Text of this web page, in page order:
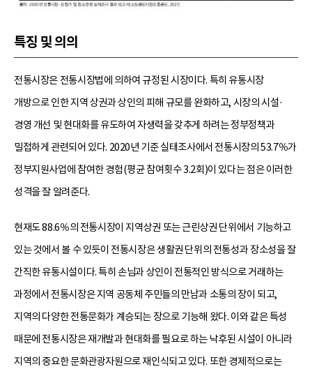
특징 및 의의
전통시장은 전통시장법에 의하여 규정된 시장이다. 특히 유통시장
개방으로 인한 지역 상권과 상인의 피해 규모를 완화하고, 시장의 시설·
경영 개선 및 현대화를 유도하여 자생력을 갖추게 하려는 정부정책과
밀접하게 관련되어 있다. 2020년 기준 실태조사에서 전통시장의 53.7％가
정부지원사업에 참여한 경험(평균 참여횟수 3.2회)이 있다는 점은 이러한
성격을 잘 알려준다.
현재도 88.6％의 전통시장이 지역상권 또는 근린상권 단위에서 기능하고
있는 것에서 볼 수 있듯이 전통시장은 생활권 단위의 전통성과 장소성을 잘
간직한 유통시설이다. 특히 손님과 상인이 전통적인 방식으로 거래하는
과정에서 전통시장은 지역 공동체 주민들의 만남과 소통의 장이 되고,
지역의 다양한 전통문화가 계승되는 장으로 기능해 왔다. 이와 같은 특성
때문에 전통시장은 재개발과 현대화를 필요로 하는 낙후된 시설이 아니라
지역의 중요한 문화관광자원으로 재인식되고 있다. 또한 경제적으로는